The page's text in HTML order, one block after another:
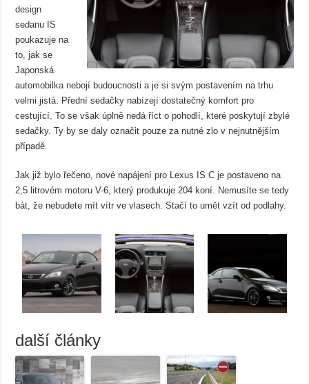
design
sedanu IS
poukazuje na
to, jak se
Japonská
automobilka nebojí budoucnosti a je si svým postavením na trhu
velmi jistá. Přední sedačky nabízejí dostatečný komfort pro
cestující. To se však úplně nedá říct o pohodlí, které poskytují zbylé
sedačky. Ty by se daly označit pouze za nutné zlo v nejnutnějším
případě.
Jak již bylo řečeno, nové napájení pro Lexus IS C je postaveno na
2,5 litrovém motoru V-6, který produkuje 204 koní. Nemusíte se tedy
bát, že nebudete mít vítr ve vlasech. Stačí to umět vzít od podlahy.
další články